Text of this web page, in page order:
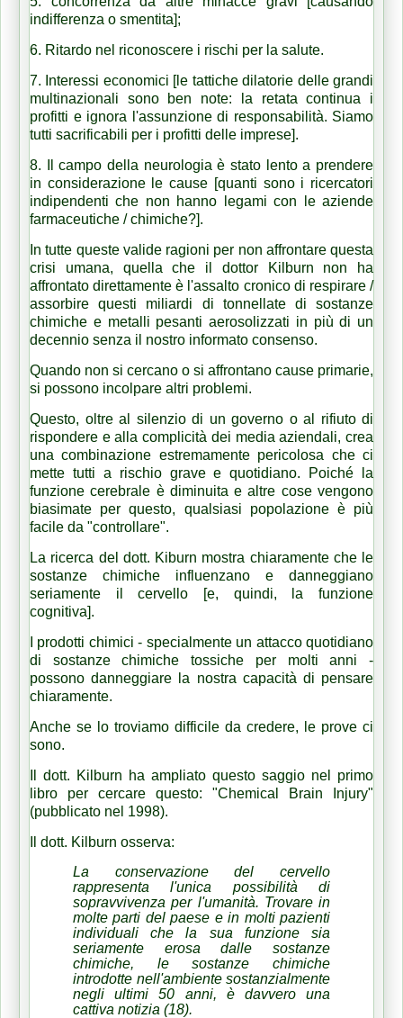
indifferenza o smentita];
6. Ritardo nel riconoscere i rischi per la salute.
7. Interessi economici [le tattiche dilatorie delle grandi
multinazionali sono ben note: la retata continua i
profitti e ignora l'assunzione di responsabilità. Siamo
tutti sacrificabili per i profitti delle imprese].
8. Il campo della neurologia è stato lento a prendere
in considerazione le cause [quanti sono i ricercatori
indipendenti che non hanno legami con le aziende
farmaceutiche / chimiche?].
In tutte queste valide ragioni per non affrontare questa
crisi umana, quella che il dottor Kilburn non ha
affrontato direttamente è l'assalto cronico di respirare /
assorbire questi miliardi di tonnellate di sostanze
chimiche e metalli pesanti aerosolizzati in più di un
decennio senza il nostro informato consenso.
Quando non si cercano o si affrontano cause primarie,
si possono incolpare altri problemi.
Questo, oltre al silenzio di un governo o al rifiuto di
rispondere e alla complicità dei media aziendali, crea
una combinazione estremamente pericolosa che ci
mette tutti a rischio grave e quotidiano.
Poiché la
funzione cerebrale è diminuita e altre cose vengono
biasimate per questo, qualsiasi popolazione è più
facile da "controllare".
La ricerca del dott. Kiburn mostra chiaramente che le
sostanze chimiche influenzano e danneggiano
seriamente il cervello [e, quindi, la funzione
cognitiva].
I prodotti chimici - specialmente un attacco quotidiano
di sostanze chimiche tossiche per molti anni -
possono danneggiare la nostra capacità di pensare
chiaramente.
Anche se lo troviamo difficile da credere, le prove ci
sono.
Il dott. Kilburn ha ampliato questo saggio nel primo
libro per cercare questo: "Chemical Brain Injury"
(pubblicato nel 1998).
Il dott. Kilburn osserva:
La conservazione del cervello
rappresenta l'unica possibilità di
sopravvivenza per l'umanità. Trovare in
molte parti del paese e in molti pazienti
individuali che la sua funzione sia
seriamente erosa dalle sostanze
chimiche, le sostanze chimiche
introdotte nell'ambiente sostanzialmente
negli ultimi 50 anni, è davvero una
cattiva notizia (18).